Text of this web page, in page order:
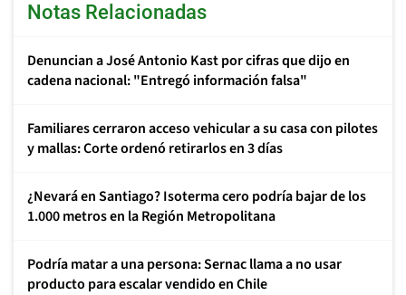
Notas Relacionadas
Denuncian a José Antonio Kast por cifras que dijo en
cadena nacional: "Entregó información falsa"
Familiares cerraron acceso vehicular a su casa con pilotes
y mallas: Corte ordenó retirarlos en 3 días
¿Nevará en Santiago? Isoterma cero podría bajar de los
1.000 metros en la Región Metropolitana
Podría matar a una persona: Sernac llama a no usar
producto para escalar vendido en Chile